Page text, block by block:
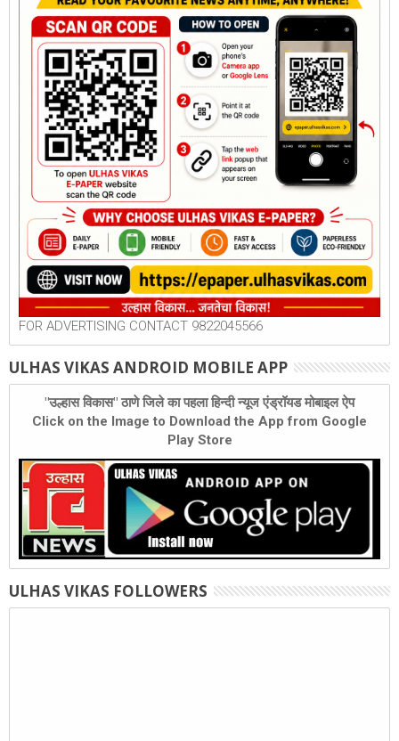
FOR ADVERTISING CONTACT 9822045566
ULHAS VIKAS ANDROID MOBILE APP
"उल्हास विकास" ठाणे जिले का पहला हिन्दी न्यूज एंड्रॉयड मोबाइल ऐप
Click on the Image to Download the App from Google
Play Store
ULHAS VIKAS FOLLOWERS